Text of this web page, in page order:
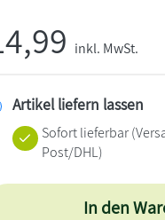
inkl. MwSt.
Artikel liefern lassen
Sofort lieferbar
Post/DHL)
In den